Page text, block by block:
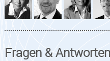
Fragen &